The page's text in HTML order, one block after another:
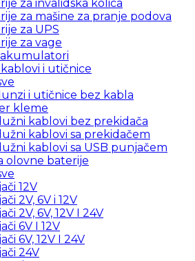
za invalidska kolica
za mašine za pranje podova
za UPS
za vage
akumulatori
i utičnice
i utičnice bez kabla
kleme
kablovi bez prekidača
kablovi sa prekidačem
kablovi sa USB punjačem
olovne baterije
12V
2V, 6V i 12V
2V, 6V, 12V I 24V
6V I 12V
6V, 12V I 24V
24V